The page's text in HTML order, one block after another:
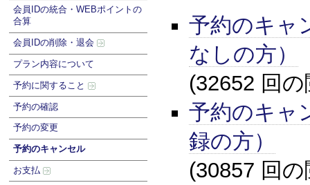
会員IDの統合・WEBポイントの
合算
会員IDの削除・退会
プラン内容について
予約に関すること
予約の確認
予約の変更
予約のキャンセル
お支払
予約のキャ
なしの方）
(32652 回
予約のキャ
録の方）
(30857 回